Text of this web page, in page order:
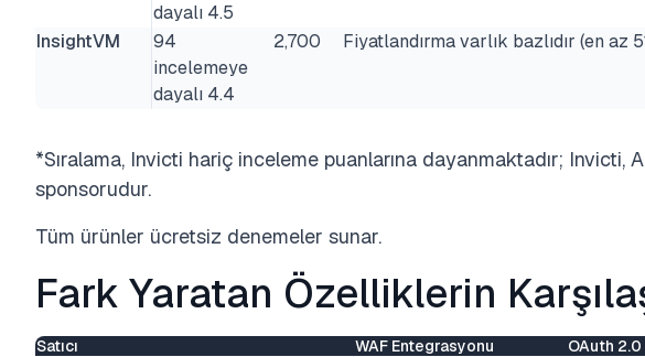
dayalı 4.5
InsightVM
94
incelemeye
dayalı 4.4
2,700 Fiyatlandırma varlık bazlıdır (en az
*Sıralama, Invicti hariç inceleme puanlarına dayanmaktadır; Invicti,
sponsorudur.
Tüm ürünler ücretsiz denemeler sunar.
Fark Yaratan Özelliklerin
Satıcı WAF Entegrasyonu OAuth